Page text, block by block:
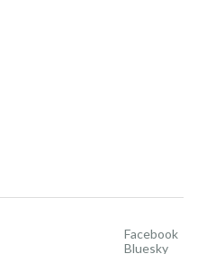
Facebook
Bluesky